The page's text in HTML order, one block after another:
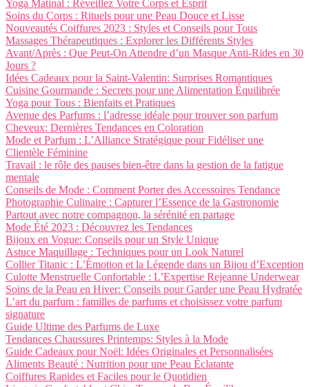
Yoga Matinal : Réveillez Votre Corps et Esprit
Soins du Corps : Rituels pour une Peau Douce et Lisse
Nouveautés Coiffures 2023 : Styles et Conseils pour Tous
Massages Thérapeutiques : Explorer les Différents Styles
Avant/Après : Que Peut-On Attendre d’un Masque Anti-Rides en 30
Jours ?
Idées Cadeaux pour la Saint-Valentin: Surprises Romantiques
Cuisine Gourmande : Secrets pour une Alimentation Équilibrée
Yoga pour Tous : Bienfaits et Pratiques
Avenue des Parfums : l’adresse idéale pour trouver son parfum
Cheveux: Dernières Tendances en Coloration
Mode et Parfum : L’Alliance Stratégique pour Fidéliser une
Clientèle Féminine
Travail : le rôle des pauses bien-être dans la gestion de la fatigue
mentale
Conseils de Mode : Comment Porter des Accessoires Tendance
Photographie Culinaire : Capturer l’Essence de la Gastronomie
Partout avec notre compagnon, la sérénité en partage
Mode Été 2023 : Découvrez les Tendances
Bijoux en Vogue: Conseils pour un Style Unique
Astuce Maquillage : Techniques pour un Look Naturel
Collier Titanic : L’Émotion et la Légende dans un Bijou d’Exception
Culotte Menstruelle Confortable : L’Expertise Rejeanne Underwear
Soins de la Peau en Hiver: Conseils pour Garder une Peau Hydratée
L’art du parfum : familles de parfums et choisissez votre parfum
signature
Guide Ultime des Parfums de Luxe
Tendances Chaussures Printemps: Styles à la Mode
Guide Cadeaux pour Noël: Idées Originales et Personnalisées
Aliments Beauté : Nutrition pour une Peau Éclatante
Coiffures Rapides et Faciles pour le Quotidien